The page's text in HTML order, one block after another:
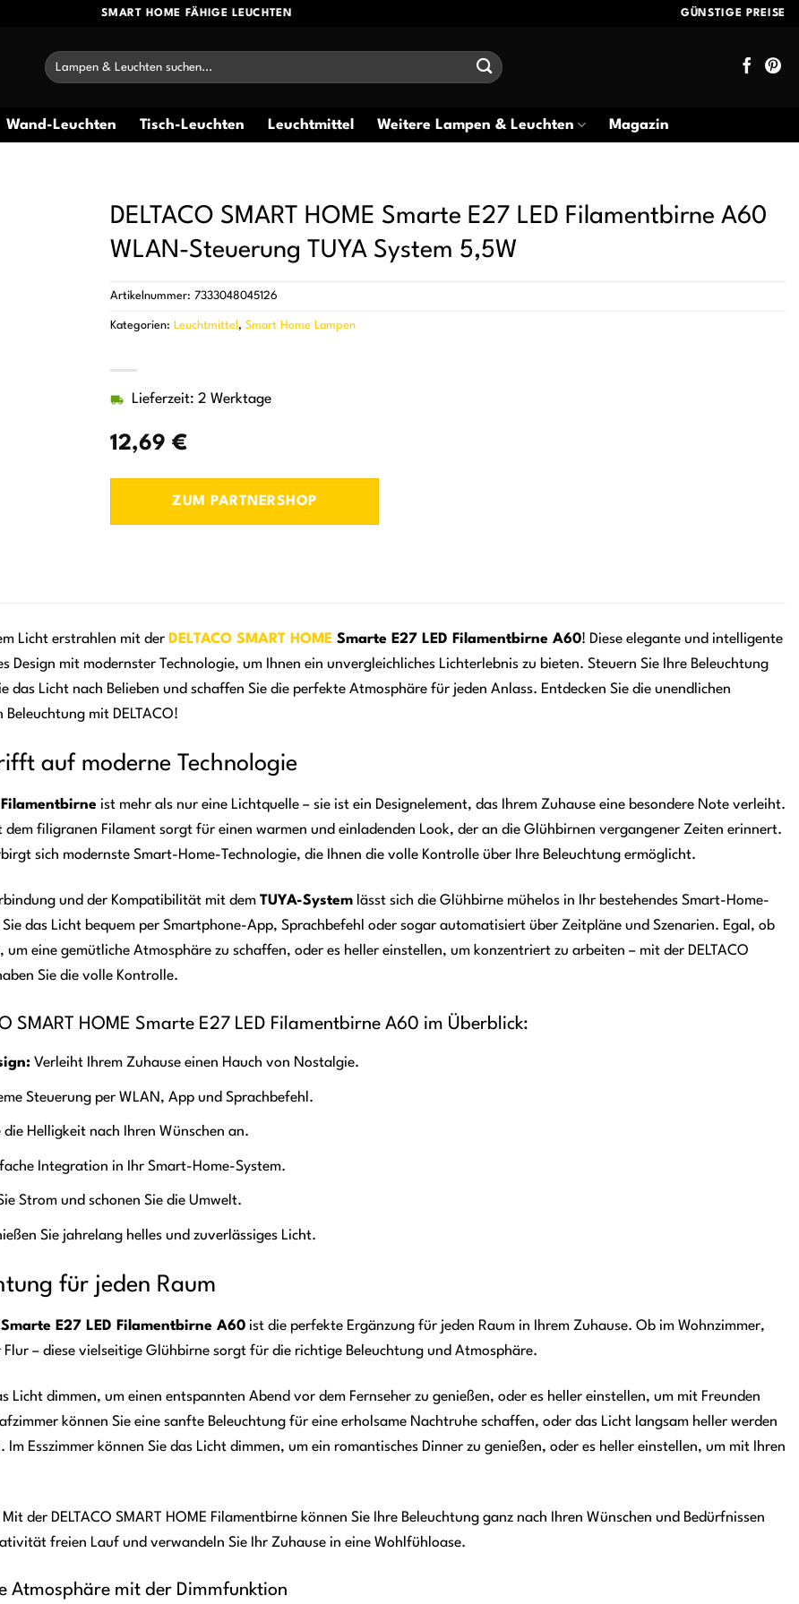
SMART HOME FÄHIGE LEUCHTEN GÜNSTIGE PREISE
Suchen
nach:
Wand-Leuchten Tisch-Leuchten Leuchtmittel Weitere Lampen & Leuchten Magazin
DELTACO SMART HOME Smarte E27 LED Filamentbirne A60
WLAN-Steuerung TUYA System 5,5W
12,69 €
Lieferzeit: 2 Werktage
ZUM PARTNERSHOP
Artikelnummer: 7333048045126
Kategorien: Leuchtmittel , Smart Home Lampen
Licht erstrahlen mit der DELTACO SMART HOME Smarte E27 LED Filamentbirne A60! Diese elegante und intelligente
Design mit modernster Technologie, um Ihnen ein unvergleichliches Lichterlebnis zu bieten. Steuern Sie Ihre Beleuchtung
das Licht nach Belieben und schaffen Sie die perfekte Atmosphäre für jeden Anlass. Entdecken Sie die unendlichen
mit DELTACO!
auf moderne Technologie
Filamentbirne ist mehr als nur eine Lichtquelle – sie ist ein Designelement, das Ihrem Zuhause eine besondere Note verleiht.
dem filigranen Filament sorgt für einen warmen und einladenden Look, der an die Glühbirnen vergangener Zeiten erinnert.
sich modernste Smart-Home-Technologie, die Ihnen die volle Kontrolle über Ihre Beleuchtung ermöglicht.
und der Kompatibilität mit dem TUYA-System lässt sich die Glühbirne mühelos in Ihr bestehendes Smart-Home-
das Licht bequem per Smartphone-App, Sprachbefehl oder sogar automatisiert über Zeitpläne und Szenarien. Egal, ob
um eine gemütliche Atmosphäre zu schaffen, oder es heller einstellen, um konzentriert zu arbeiten – mit der DELTACO
Sie die volle Kontrolle.
SMART HOME Smarte E27 LED Filamentbirne A60 im Überblick:
Verleiht Ihrem Zuhause einen Hauch von Nostalgie.
Steuerung per WLAN, App und Sprachbefehl.
die Helligkeit nach Ihren Wünschen an.
Integration in Ihr Smart-Home-System.
Strom und schonen Sie die Umwelt.
Sie jahrelang helles und zuverlässiges Licht.
für jeden Raum
Smarte E27 LED Filamentbirne A60 ist die perfekte Ergänzung für jeden Raum in Ihrem Zuhause. Ob im Wohnzimmer,
Flur – diese vielseitige Glühbirne sorgt für die richtige Beleuchtung und Atmosphäre.
Licht dimmen, um einen entspannten Abend vor dem Fernseher zu genießen, oder es heller einstellen, um mit Freunden
können Sie eine sanfte Beleuchtung für eine erholsame Nachtruhe schaffen, oder das Licht langsam heller werden
Im Esszimmer können Sie das Licht dimmen, um ein romantisches Dinner zu genießen, oder es heller einstellen, um mit Ihren
der DELTACO SMART HOME Filamentbirne können Sie Ihre Beleuchtung ganz nach Ihren Wünschen und Bedürfnissen
freien Lauf und verwandeln Sie Ihr Zuhause in eine Wohlfühloase.
Atmosphäre mit der Dimmfunktion